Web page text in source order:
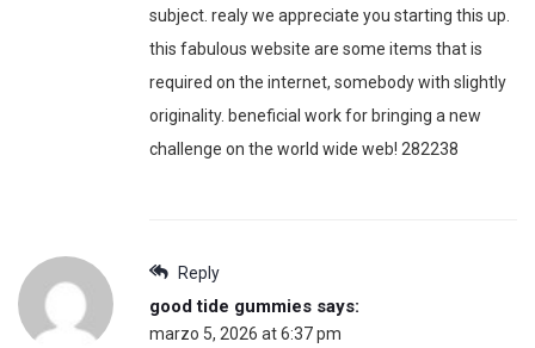
subject. realy we appreciate you starting this up.
this fabulous website are some items that is
required on the internet, somebody with slightly
originality. beneficial work for bringing a new
challenge on the world wide web! 282238
Reply
good tide gummies says:
marzo 5, 2026 at 6:37 pm